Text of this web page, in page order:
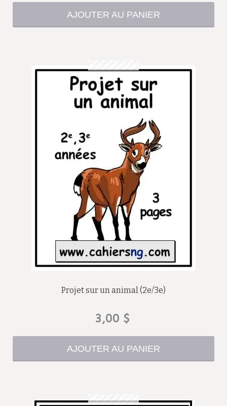
AJOUTER AU PANIER
Projet sur un animal (2e/3e)
3,00 $
AJOUTER AU PANIER